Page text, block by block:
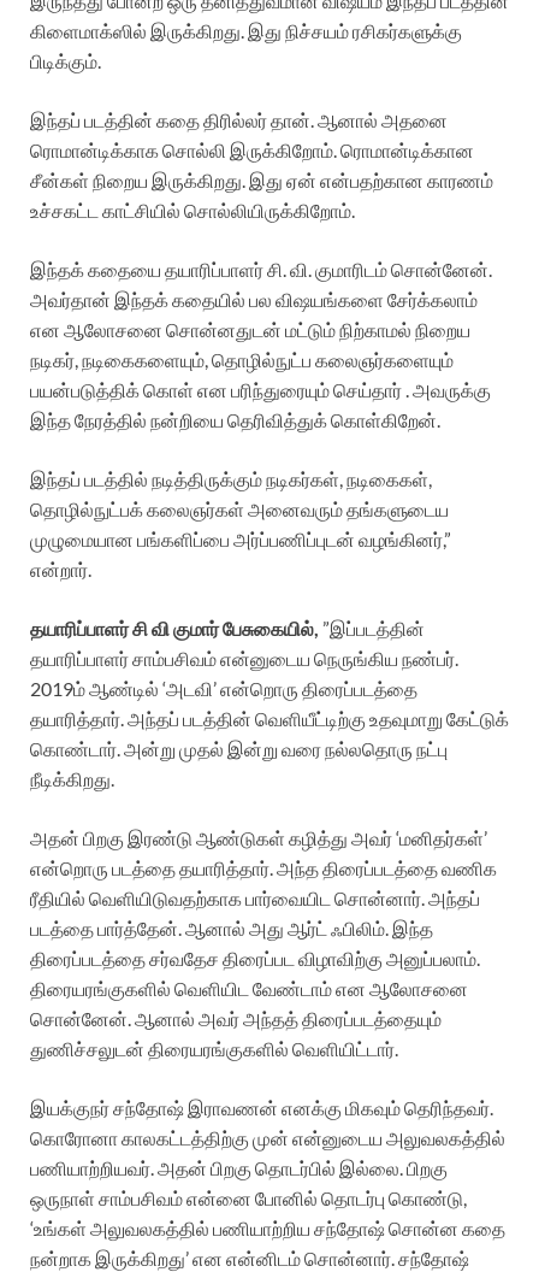
கிளைமாக்ஸில் இருக்கிறது. இது நிச்சயம் ரசிகர்களுக்கு
பிடிக்கும்.
இந்தப் படத்தின் கதை திரில்லர் தான். ஆனால் அதனை
ரொமான்டிக்காக சொல்லி இருக்கிறோம். ரொமான்டிக்கான
சீன்கள் நிறைய இருக்கிறது. இது ஏன் என்பதற்கான காரணம்
உச்சகட்ட காட்சியில் சொல்லியிருக்கிறோம்.
இந்தக் கதையை தயாரிப்பாளர் சி. வி. குமாரிடம் சொன்னேன்.
அவர்தான் இந்தக் கதையில் பல விஷயங்களை சேர்க்கலாம்
என ஆலோசனை சொன்னதுடன் மட்டும் நிற்காமல் நிறைய
நடிகர், நடிகைகளையும், தொழில்நுட்ப கலைஞர்களையும்
பயன்படுத்திக் கொள் என பரிந்துரையும் செய்தார் . அவருக்கு
இந்த நேரத்தில் நன்றியை தெரிவித்துக் கொள்கிறேன்.
இந்தப் படத்தில் நடித்திருக்கும் நடிகர்கள், நடிகைகள்,
தொழில்நுட்பக் கலைஞர்கள் அனைவரும் தங்களுடைய
முழுமையான பங்களிப்பை அர்ப்பணிப்புடன் வழங்கினர்,”
என்றார்.
தயாரிப்பாளர் சி வி குமார் பேசுகையில், ”இப்படத்தின்
தயாரிப்பாளர் சாம்பசிவம் என்னுடைய நெருங்கிய நண்பர்.
2019ம் ஆண்டில் ‘அடவி’ என்றொரு திரைப்படத்தை
தயாரித்தார். அந்தப் படத்தின் வெளியீட்டிற்கு உதவுமாறு கேட்டுக்
கொண்டார். அன்று முதல் இன்று வரை நல்லதொரு நட்பு
நீடிக்கிறது.
அதன் பிறகு இரண்டு ஆண்டுகள் கழித்து அவர் ‘மனிதர்கள்’
என்றொரு படத்தை தயாரித்தார். அந்த திரைப்படத்தை வணிக
ரீதியில் வெளியிடுவதற்காக பார்வையிட சொன்னார். அந்தப்
படத்தை பார்த்தேன். ஆனால் அது ஆர்ட் ஃபிலிம். இந்த
திரைப்படத்தை சர்வதேச திரைப்பட விழாவிற்கு அனுப்பலாம்.
திரையரங்குகளில் வெளியிட வேண்டாம் என ஆலோசனை
சொன்னேன். ஆனால் அவர் அந்தத் திரைப்படத்தையும்
துணிச்சலுடன் திரையரங்குகளில் வெளியிட்டார்.
இயக்குநர் சந்தோஷ் இராவணன் எனக்கு மிகவும் தெரிந்தவர்.
கொரோனா காலகட்டத்திற்கு முன் என்னுடைய அலுவலகத்தில்
பணியாற்றியவர். அதன் பிறகு தொடர்பில் இல்லை. பிறகு
ஒருநாள் சாம்பசிவம் என்னை போனில் தொடர்பு கொண்டு,
‘உங்கள் அலுவலகத்தில் பணியாற்றிய சந்தோஷ் சொன்ன கதை
நன்றாக இருக்கிறது’ என என்னிடம் சொன்னார். சந்தோஷ்